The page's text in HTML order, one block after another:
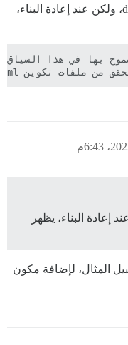
حسنًا، لقد تمكنت الآن من إعداد discourse، ولكن عند إعادة البناء،
إعادة البناء، يظهر
المثال، لإضافة مكون